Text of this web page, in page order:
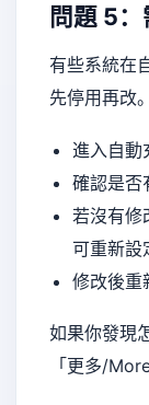
問題 5
有些系統在
先停用再改
進入自動
確認是否
若沒有修
可重新設
修改後重
如果你發現
「更多/